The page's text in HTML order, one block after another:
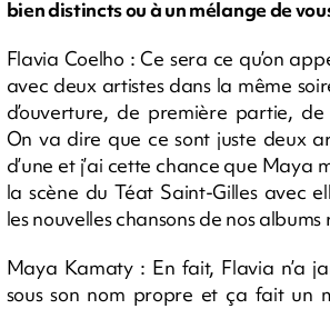
bien distincts ou à un mélange de
Flavia Coelho : Ce sera ce qu’on
avec deux artistes dans la même
d’ouverture, de première partie,
On va dire que ce sont juste deux
d’une et j’ai cette chance que Maya
la scène du Téat Saint-Gilles avec
les nouvelles chansons de nos albums
Maya Kamaty : En fait, Flavia n’a
sous son nom propre et ça fait un